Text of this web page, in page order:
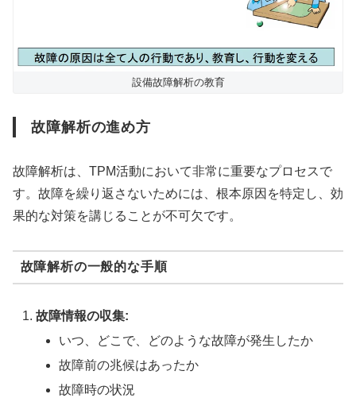
設備故障解析の教育
故障解析の進め方
故障解析は、TPM活動において非常に重要なプロセスで
す。故障を繰り返さないためには、根本原因を特定し、効
果的な対策を講じることが不可欠です。
故障解析の一般的な手順
故障情報の収集:
いつ、どこで、どのような故障が発生したか
故障前の兆候はあったか
故障時の状況